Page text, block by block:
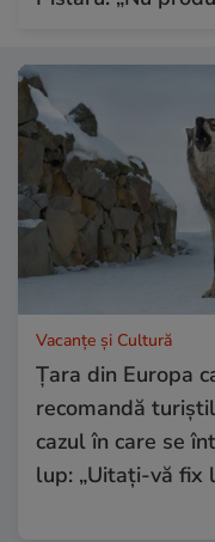
Vacanțe și Cultură
Țara din Europa
recomandă
cazul în care se
lup: „Uitați-vă fix